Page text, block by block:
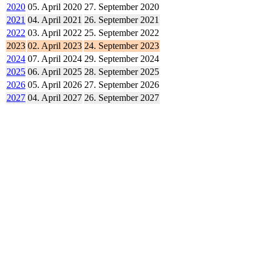
2020 05. April 2020 27. September 2020
2021 04. April 2021 26. September 2021
2022 03. April 2022 25. September 2022
2023 02. April 2023 24. September 2023
2024 07. April 2024 29. September 2024
2025 06. April 2025 28. September 2025
2026 05. April 2026 27. September 2026
2027 04. April 2027 26. September 2027